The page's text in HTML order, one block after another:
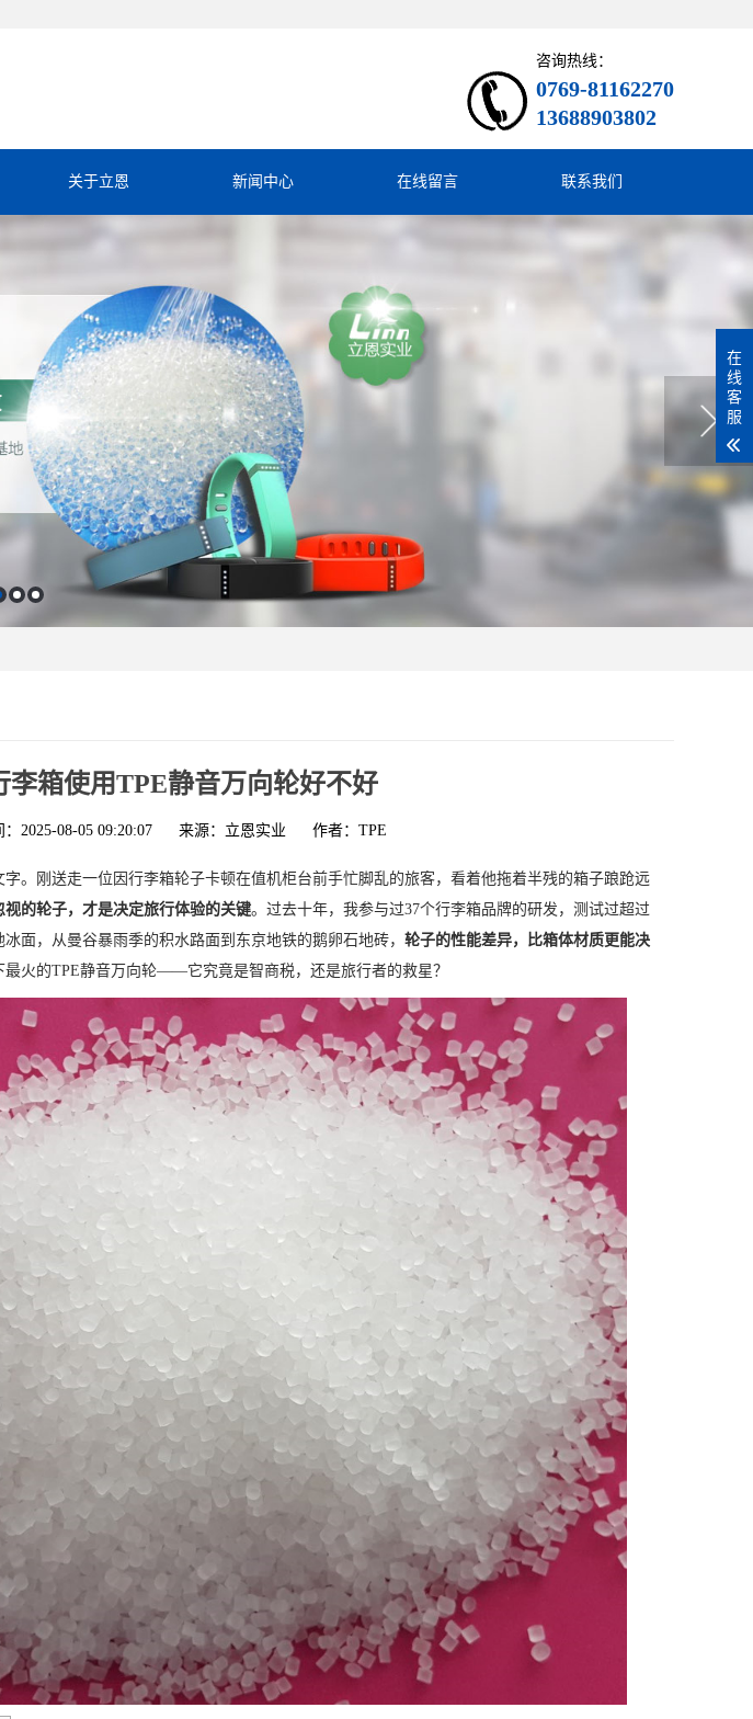
咨询热线：
0769-81162270
13688903802
关于立恩 新闻中心 在线留言 联系我们
李箱使用TPE静音万向轮好不好
：2025-08-05 09:20:07 来源：立恩实业 作者：TPE
。刚送走一位因行李箱轮子卡顿在值机柜台前手忙脚乱的旅客，看着他拖着半残的箱子踉跄远
的轮子，才是决定旅行体验的关键。过去十年，我参与过37个行李箱品牌的研发，测试过超过
面，从曼谷暴雨季的积水路面到东京地铁的鹅卵石地砖， 轮子的性能差异，比箱体材质更能决
最火的TPE静音万向轮——它究竟是智商税，还是旅行者的救星？
在
线
客
服